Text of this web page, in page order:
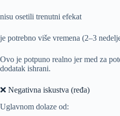
nisu osetili trenutni efekat
je potrebno više vremena (2–3
Ovo je potpuno realno jer med za
dodatak ishrani.
❌ Negativna iskustva (ređa)
Uglavnom dolaze od: